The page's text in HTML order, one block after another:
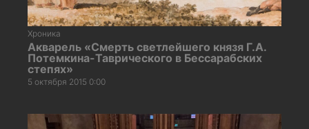
Хроника
Акварель «Смерть светлейшего князя Г.А.
Потемкина-Таврического в Бессарабских
степях»
5 октября 2015 0:00